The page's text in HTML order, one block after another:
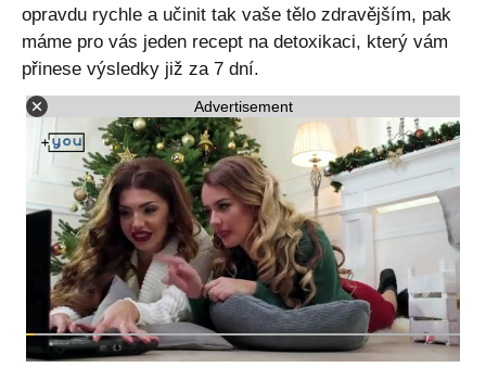
opravdu rychle a učinit tak vaše tělo zdravějším, pak
máme pro vás jeden recept na detoxikaci, který vám
přinese výsledky již za 7 dní.
Advertisement